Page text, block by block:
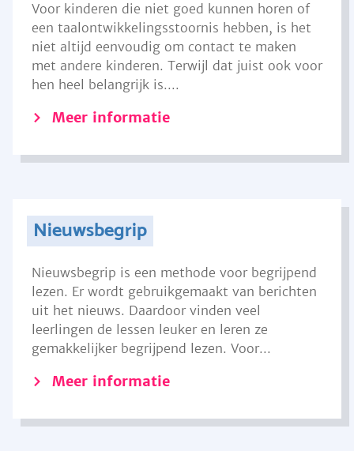
Voor kinderen die niet goed kunnen horen of
een taalontwikkelingsstoornis hebben, is het
niet altijd eenvoudig om contact te maken
met andere kinderen. Terwijl dat juist ook voor
hen heel belangrijk is....
Meer informatie
Nieuwsbegrip
Nieuwsbegrip is een methode voor begrijpend
lezen. Er wordt gebruikgemaakt van berichten
uit het nieuws. Daardoor vinden veel
leerlingen de lessen leuker en leren ze
gemakkelijker begrijpend lezen. Voor...
Meer informatie